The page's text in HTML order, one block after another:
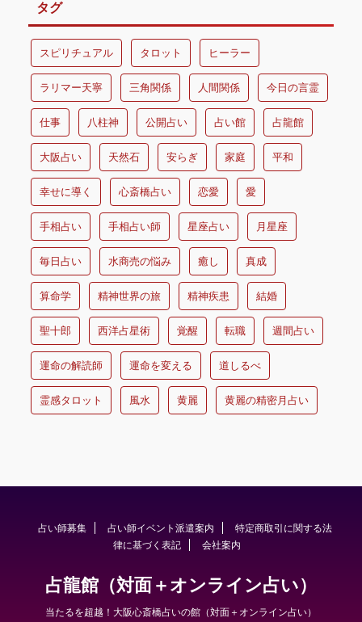
タグ
スピリチュアル タロット ヒーラー
ラリマー天寧 三角関係 人間関係 今日の言霊
仕事 八柱神 公開占い 占い館 占龍館
大阪占い 天然石 安らぎ 家庭 平和
幸せに導く 心斎橋占い 恋愛 愛
手相占い 手相占い師 星座占い 月星座
毎日占い 水商売の悩み 癒し 真成
算命学 精神世界の旅 精神疾患 結婚
聖十郎 西洋占星術 覚醒 転職 週間占い
運命の解読師 運命を変える 道しるべ
霊感タロット 風水 黄麗 黄麗の精密月占い
占い師募集 占い師イベント派遣案内
特定商取引に関する法
律に基づく表記
会社案内
占龍館（対面＋オンライン占い）
当たるを超越！大阪心斎橋占いの館（対面＋オンライン占い）